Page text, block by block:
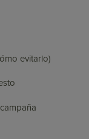
evitarlo)